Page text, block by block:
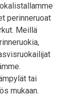
perinneruoat
Meillä
tai
mukaan.